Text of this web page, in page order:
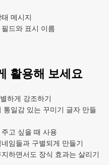
메시지
드와 표시 이름
활용해 보세요
하게 강조하기
일감 있는 꾸미기 글자 만들
고 싶을 때 사용
임들과 구별되게 만들기
하면서도 장식 효과는 살리기